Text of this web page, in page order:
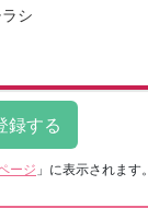
シ
ージ 」に表示されます。